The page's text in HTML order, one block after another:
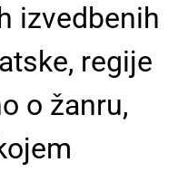
izvedbenih
regije
o žanru,